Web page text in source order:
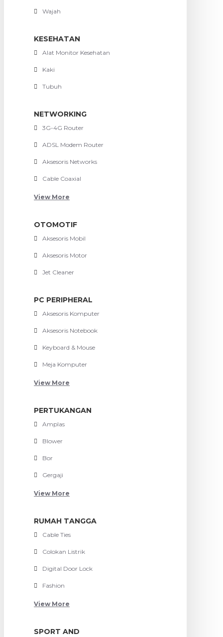
Wajah
KESEHATAN
Alat Monitor Kesehatan
Kaki
Tubuh
NETWORKING
3G-4G Router
ADSL Modem Router
Aksesoris Networks
Cable Coaxial
View More
OTOMOTIF
Aksesoris Mobil
Aksesoris Motor
Jet Cleaner
PC PERIPHERAL
Aksesoris Komputer
Aksesoris Notebook
Keyboard & Mouse
Meja Komputer
View More
PERTUKANGAN
Amplas
Blower
Bor
Gergaji
View More
RUMAH TANGGA
Cable Ties
Colokan Listrik
Digital Door Lock
Fashion
View More
SPORT AND